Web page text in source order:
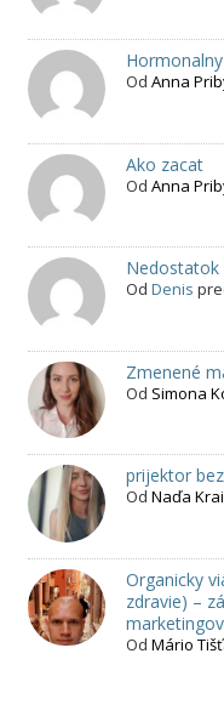
Od Anna
Ako zacat
Od Anna
Nedostatok
Od Denis
Zmenené
Od Simona
prijektor
Od Naďa
Organicky
zdravie) –
Od Mário